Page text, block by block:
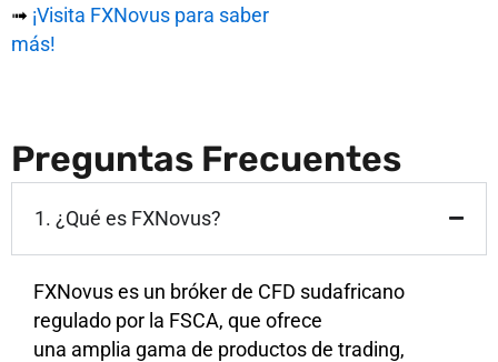
➟ ¡Visita FXNovus para saber
más!
Preguntas Frecuentes
1. ¿Qué es FXNovus?
FXNovus es un bróker de CFD sudafricano
regulado por la FSCA, que ofrece
una amplia gama de productos de trading,